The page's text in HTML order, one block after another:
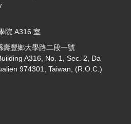
院 A316 室
豐鄉大學路二段一號
A316, No. 1, Sec. 2, Da
974301, Taiwan, (R.O.C.)